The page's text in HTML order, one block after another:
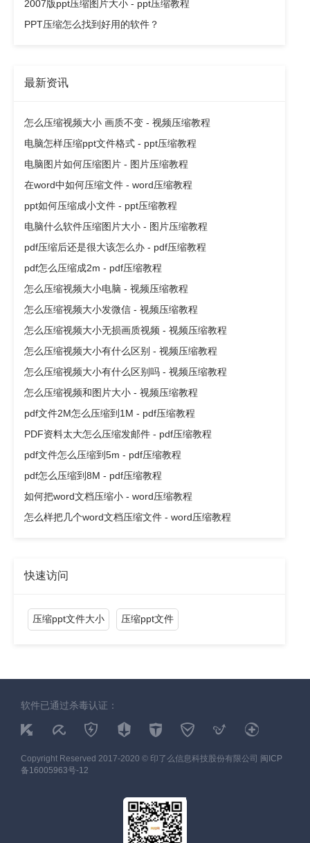
2007版ppt压缩图片大小 - ppt压缩教程
PPT压缩怎么找到好用的软件？
最新资讯
怎么压缩视频大小 画质不变 - 视频压缩教程
电脑怎样压缩ppt文件格式 - ppt压缩教程
电脑图片如何压缩图片 - 图片压缩教程
在word中如何压缩文件 - word压缩教程
ppt如何压缩成小文件 - ppt压缩教程
电脑什么软件压缩图片大小 - 图片压缩教程
pdf压缩后还是很大该怎么办 - pdf压缩教程
pdf怎么压缩成2m - pdf压缩教程
怎么压缩视频大小电脑 - 视频压缩教程
怎么压缩视频大小发微信 - 视频压缩教程
怎么压缩视频大小无损画质视频 - 视频压缩教程
怎么压缩视频大小有什么区别 - 视频压缩教程
怎么压缩视频大小有什么区别吗 - 视频压缩教程
怎么压缩视频和图片大小 - 视频压缩教程
pdf文件2M怎么压缩到1M - pdf压缩教程
PDF资料太大怎么压缩发邮件 - pdf压缩教程
pdf文件怎么压缩到5m - pdf压缩教程
pdf怎么压缩到8M - pdf压缩教程
如何把word文档压缩小 - word压缩教程
怎么样把几个word文档压缩文件 - word压缩教程
快速访问
压缩ppt文件大小 压缩ppt文件
软件已通过杀毒认证：
Copyright Reserved 2017-2020 © 印了么信息科技股份有限公司 闽ICP
备16005963号-12